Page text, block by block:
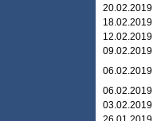
20.02.2019
18.02.2019
12.02.2019
09.02.2019
06.02.2019
06.02.2019
03.02.2019